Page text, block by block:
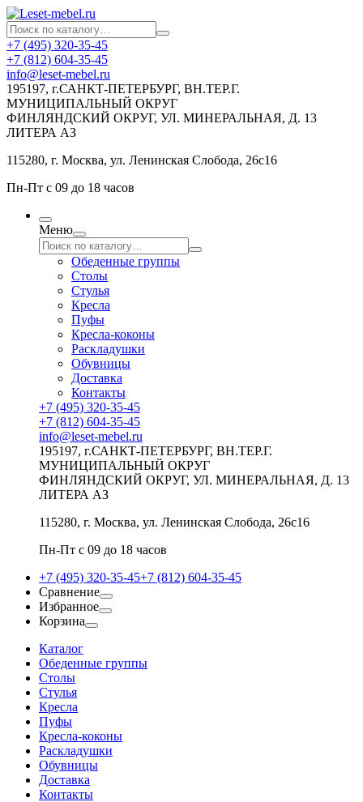
+7 (495) 320-35-45
+7 (812) 604-35-45
info@leset-mebel.ru
195197, г.САНКТ-ПЕТЕРБУРГ, ВН.ТЕР.Г.
МУНИЦИПАЛЬНЫЙ ОКРУГ
ФИНЛЯНДСКИЙ ОКРУГ, УЛ. МИНЕРАЛЬНАЯ, Д. 13
ЛИТЕРА АЗ
115280, г. Москва, ул. Ленинская Слобода, 26с16
Пн-Пт с 09 до 18 часов
Меню
Обеденные группы
Столы
Стулья
Кресла
Пуфы
Кресла-коконы
Раскладушки
Обувницы
Доставка
Контакты
+7 (495) 320-35-45
+7 (812) 604-35-45
info@leset-mebel.ru
195197, г.САНКТ-ПЕТЕРБУРГ, ВН.ТЕР.Г.
МУНИЦИПАЛЬНЫЙ ОКРУГ
ФИНЛЯНДСКИЙ ОКРУГ, УЛ. МИНЕРАЛЬНАЯ, Д. 13
ЛИТЕРА АЗ
115280, г. Москва, ул. Ленинская Слобода, 26с16
Пн-Пт с 09 до 18 часов
+7 (495) 320-35-45+7 (812) 604-35-45
Сравнение
Избранное
Корзина
Каталог
Обеденные группы
Столы
Стулья
Кресла
Пуфы
Кресла-коконы
Раскладушки
Обувницы
Доставка
Контакты